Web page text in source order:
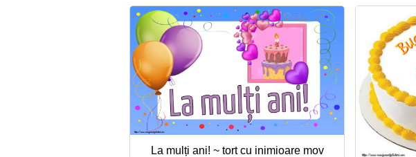
La mulți ani! ~ tort cu inimioare mov